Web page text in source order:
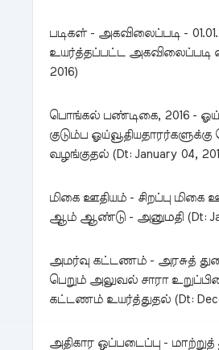
படிகள் - அகவிலைப்படி -
உயர்த்தப்பட்ட அகவிலைப்படி
2016)
பொங்கல் பண்டிகை, 2016 -
குடும்ப
வழங்குதல் (Dt: January 04,
மிகை ஊதியம் - சிறப்பு மிகை
ஆம் ஆண்டு - அனுமதி (Dt:
அமர்வு கட்டணம் - அரசுத்
பெறும் அலுவல் சாரா
கட்டணம் உயர்த்துதல் (Dt:
அதிகார ஒப்படைப்பு -